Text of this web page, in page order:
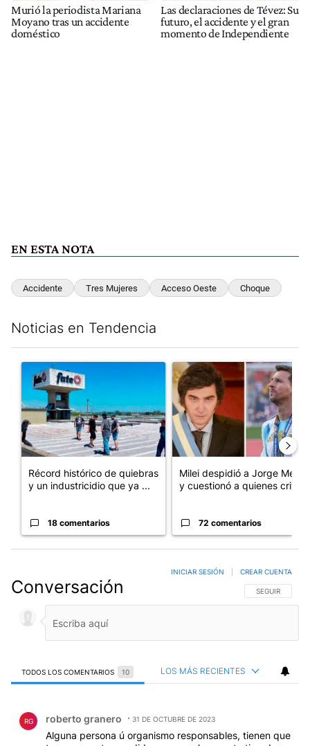
Murió la periodista Mariana
Moyano tras un accidente
doméstico
Las declaraciones de Tévez: Su
futuro, el accidente y el gran
momento de Independiente
EN ESTA NOTA
Accidente Tres Mujeres Acceso Oeste Choque
Noticias en Tendencia
Un artículo de tendencia con el título "Récord histórico de
Récord histórico de quiebras
y un industricidio que ya ...
18 comentarios
Un artículo de tendencia con
Milei despidió a Jorge Messi
y cuestionó a quienes crit...
72 comentarios
Conversación SIGA ESTA
SEGUIR
INICIAR SESIÓN CREAR CUENTA
TODOS LOS COMENTARIOS 10 LOS MÁS RECIENTES
RG roberto granero 31 DE OCTUBRE DE 2023
Alguna persona ú organismo responsables, tienen que